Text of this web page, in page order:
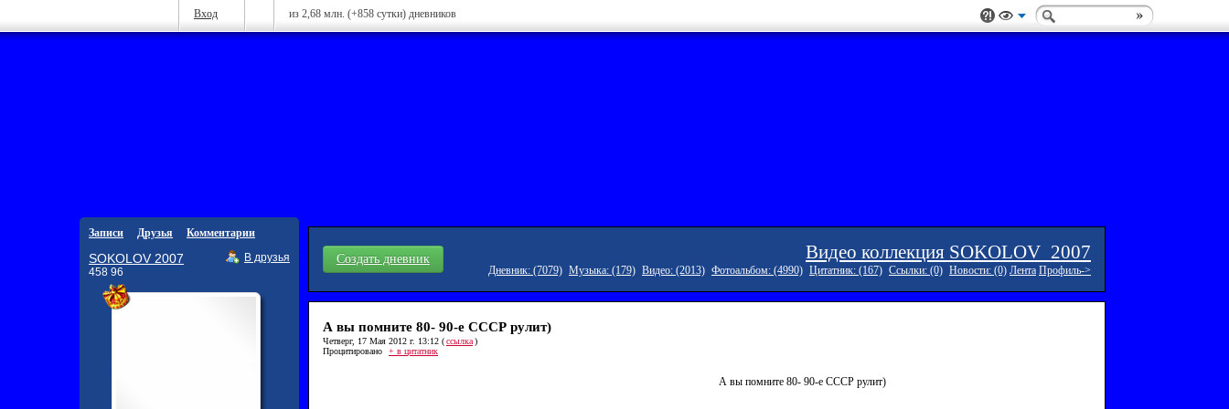
Вход из 2,68 млн. (+858 сутки) дневников
Записи Друзья
Комментарии
В друзья
SOKOLOV 2007
458 96
Создать дневник Видео коллекция SOKOLOV_2007
Дневник: (7079) Музыка: (179) Видео: (2013) Фотоальбом: (4990) Цитатник: (167) Ссылки: (0) Новости: (0) Лента Профиль->
А вы помните 80- 90-е СССР рулит)
Четверг, 17 Мая 2012 г. 13:12 (ссылка)
Процитировано
+ в цитатник
А вы помните 80- 90-е СССР рулит)